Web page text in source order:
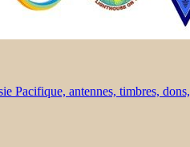
Pacifique, antennes, timbres, dons,